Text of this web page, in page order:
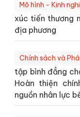
Mô hình - Kinh
xúc tiến thương
địa phương
Chính sách và
tập bình đẳng
Hoàn thiện
nguồn nhân lực